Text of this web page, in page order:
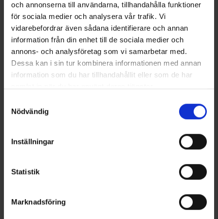
och annonserna till användarna, tillhandahålla funktioner
för sociala medier och analysera vår trafik. Vi
vidarebefordrar även sådana identifierare och annan
information från din enhet till de sociala medier och
annons- och analysföretag som vi samarbetar med.
Dessa kan i sin tur kombinera informationen med annan
information som du har tillhandahållit eller som de har
Nödvändig
Inställningar
Statistik
Marknadsföring
Thermacell
5432
399 kr
Betyg: 4.7 utav 5 stjärnor
Thermacell
5433 Betyg: